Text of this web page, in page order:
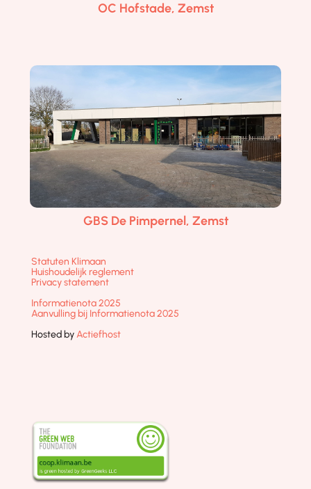
OC Hofstade, Zemst
GBS De Pimpernel, Zemst
Statuten Klimaan
Huishoudelijk reglement
Privacy statement
Informatienota 2025
Aanvulling bij Informatienota 2025
Hosted byActiefhost